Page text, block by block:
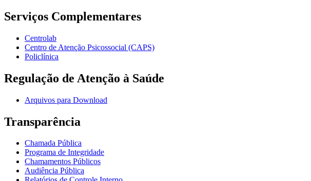
Serviços Complementares
Centrolab
Centro de Atenção Psicossocial (CAPS)
Policlínica
Regulação de Atenção à Saúde
Arquivos para Download
Transparência
Chamada Pública
Programa de Integridade
Chamamentos Públicos
Audiência Pública